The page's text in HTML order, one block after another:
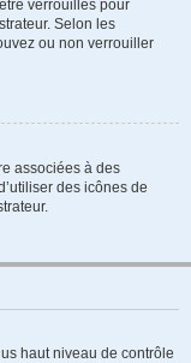
verrouillés pour
Selon les
ou non verrouiller
associées à des
des icônes de
haut niveau de contrôle